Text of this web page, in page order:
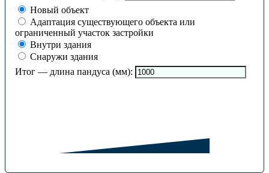
Новый объект
Адаптация существующего объекта или
ограниченный участок застройки
Внутри здания
Снаружи здания
Итог — длина пандуса (мм):